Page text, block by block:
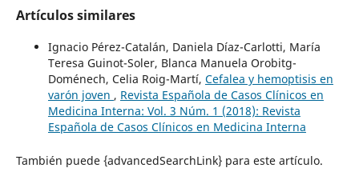
Artículos similares
Ignacio Pérez-Catalán, Daniela Díaz-Carlotti, María
Teresa Guinot-Soler, Blanca Manuela Orobitg-
Doménech, Celia Roig-Martí, Cefalea y hemoptisis en
varón joven , Revista Española de Casos Clínicos en
Medicina Interna: Vol. 3 Núm. 1 (2018): Revista
Española de Casos Clínicos en Medicina Interna
También puede {advancedSearchLink} para este artículo.